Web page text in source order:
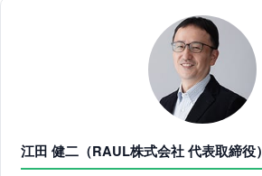
江田 健二（RAUL株式会社 代表取締役）